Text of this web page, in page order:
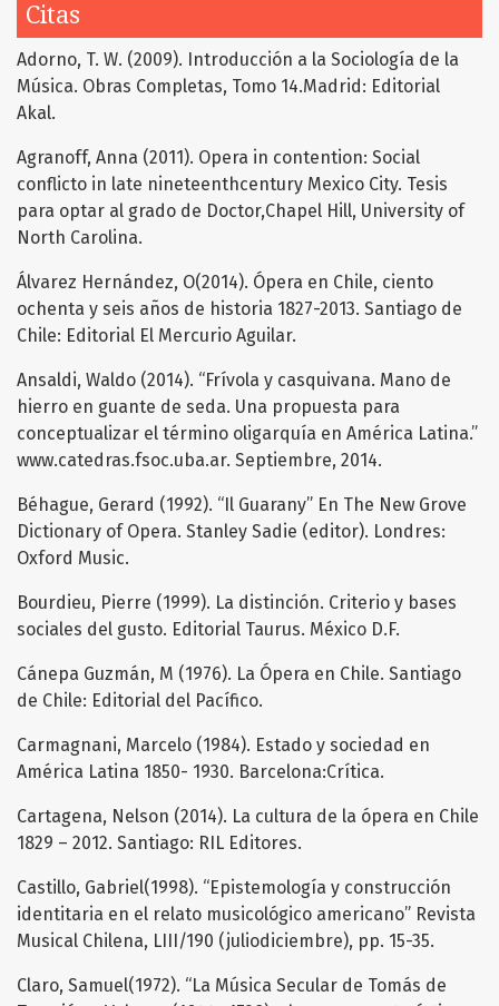
Citas
Adorno, T. W. (2009). Introducción a la Sociología de la
Música. Obras Completas, Tomo 14.Madrid: Editorial
Akal.
Agranoff, Anna (2011). Opera in contention: Social
conflicto in late nineteenthcentury Mexico City. Tesis
para optar al grado de Doctor,Chapel Hill, University of
North Carolina.
Álvarez Hernández, O(2014). Ópera en Chile, ciento
ochenta y seis años de historia 1827-2013. Santiago de
Chile: Editorial El Mercurio Aguilar.
Ansaldi, Waldo (2014). “Frívola y casquivana. Mano de
hierro en guante de seda. Una propuesta para
conceptualizar el término oligarquía en América Latina.”
www.catedras.fsoc.uba.ar. Septiembre, 2014.
Béhague, Gerard (1992). “Il Guarany” En The New Grove
Dictionary of Opera. Stanley Sadie (editor). Londres:
Oxford Music.
Bourdieu, Pierre (1999). La distinción. Criterio y bases
sociales del gusto. Editorial Taurus. México D.F.
Cánepa Guzmán, M (1976). La Ópera en Chile. Santiago
de Chile: Editorial del Pacífico.
Carmagnani, Marcelo (1984). Estado y sociedad en
América Latina 1850- 1930. Barcelona:Crítica.
Cartagena, Nelson (2014). La cultura de la ópera en Chile
1829 – 2012. Santiago: RIL Editores.
Castillo, Gabriel(1998). “Epistemología y construcción
identitaria en el relato musicológico americano” Revista
Musical Chilena, LIII/190 (juliodiciembre), pp. 15-35.
Claro, Samuel(1972). “La Música Secular de Tomás de